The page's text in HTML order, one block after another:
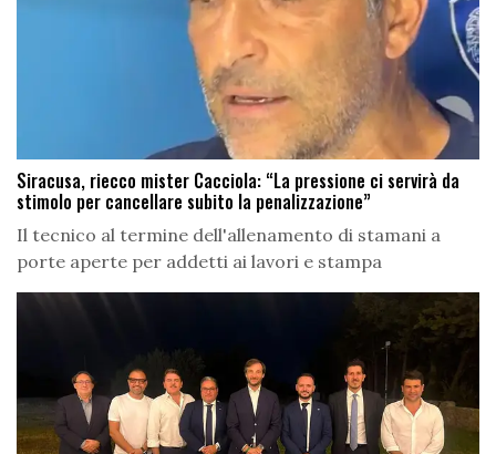
Siracusa, riecco mister Cacciola: “La pressione ci servirà da
stimolo per cancellare subito la penalizzazione”
Il tecnico al termine dell'allenamento di stamani a
porte aperte per addetti ai lavori e stampa